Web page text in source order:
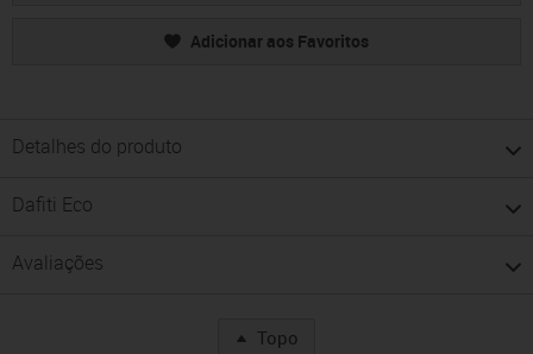
Adicionar aos Favoritos
Detalhes do produto
Dafiti Eco
Avaliações
Topo